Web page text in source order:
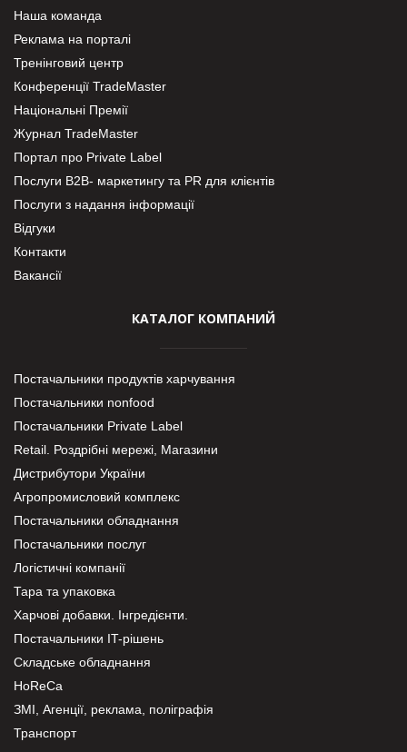
Наша команда
Реклама на порталі
Тренінговий центр
Конференції TradeMaster
Національні Премії
Журнал TradeMaster
Портал про Private Label
Послуги В2В- маркетингу та PR для клієнтів
Послуги з надання інформації
Відгуки
Контакти
Вакансії
КАТАЛОГ КОМПАНИЙ
Постачальники продуктів харчування
Постачальники nonfood
Постачальники Private Label
Retail. Роздрібні мережі, Магазини
Дистрибутори України
Агропромисловий комплекс
Постачальники обладнання
Постачальники послуг
Логістичні компанії
Тара та упаковка
Харчові добавки. Інгредієнти.
Постачальники IT-рішень
Складське обладнання
HoReCa
ЗМІ, Агенції, реклама, поліграфія
Транспорт